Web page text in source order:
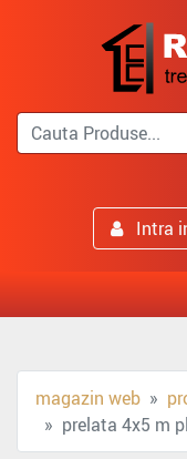
Intra
magazin web
prelata 4x5 m